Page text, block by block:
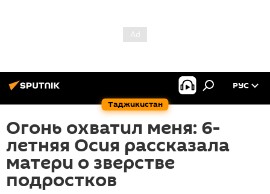
Таджикистан
РУС
Огонь охватил меня: 6-
летняя Осия рассказала
матери о зверстве
подростков